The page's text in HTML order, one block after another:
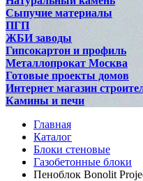
Сыпучие материалы
ПГП
ЖБИ заводы
Гипсокартон и профиль
Металлопрокат Москва
Готовые проекты домов
Интернет магазин
Камины и печи
Главная
Каталог
Блоки стеновые
Газобетонные блоки
Пеноблок Bonolit